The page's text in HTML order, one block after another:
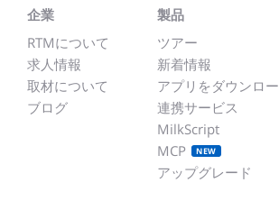
企業
RTMについて
求人情報
取材について
ブログ
製品
ツアー
新着情報
アプリをダウンロ
連携サービス
MilkScript
MCP
NEW
アップグレード